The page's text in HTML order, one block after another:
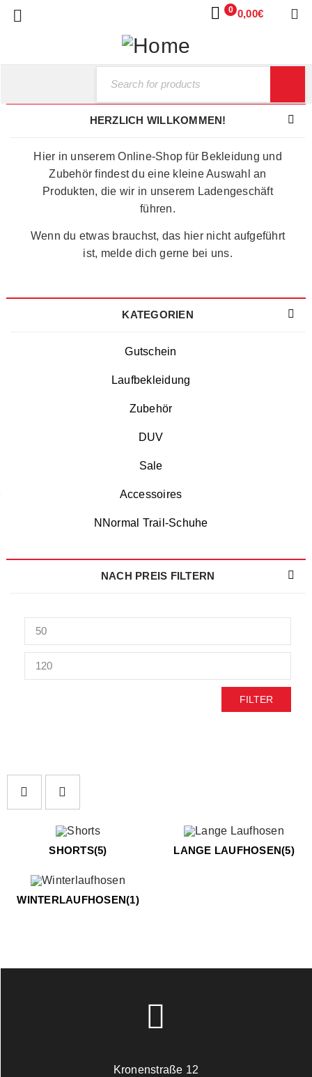
0 0,00€
HERZLICH WILLKOMMEN!
Hier in unserem Online-Shop für Bekleidung und
Zubehör findest du eine kleine Auswahl an
Produkten, die wir in unserem Ladengeschäft
führen.
Wenn du etwas brauchst, das hier nicht aufgeführt
ist, melde dich gerne bei uns.
KATEGORIEN
Gutschein
Laufbekleidung
Zubehör
DUV
Sale
Accessoires
NNormal Trail-Schuhe
NACH PREIS FILTERN
FILTER
SHORTS(5) LANGE LAUFHOSEN(5)
WINTERLAUFHOSEN(1)
Kronenstraße 12